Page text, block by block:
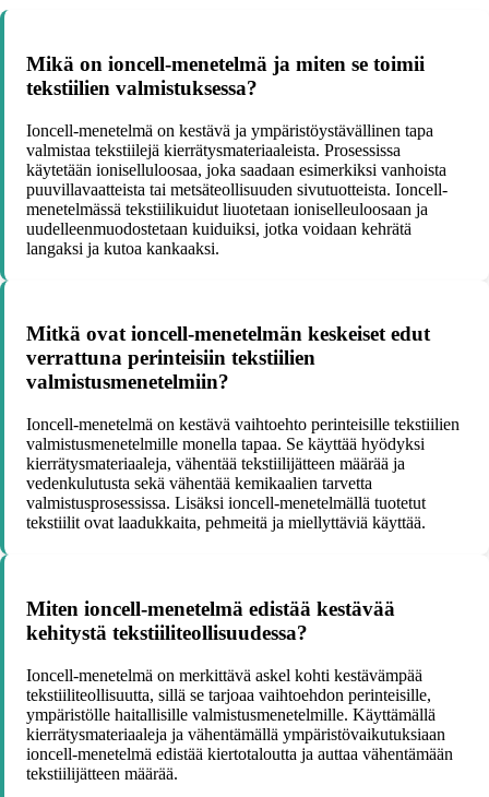
Mikä on ioncell-menetelmä ja miten se toimii
tekstiilien valmistuksessa?
Ioncell-menetelmä on kestävä ja ympäristöystävällinen tapa
valmistaa tekstiilejä kierrätysmateriaaleista. Prosessissa
käytetään ioniselluloosaa, joka saadaan esimerkiksi vanhoista
puuvillavaatteista tai metsäteollisuuden sivutuotteista. Ioncell-
menetelmässä tekstiilikuidut liuotetaan ioniselleuloosaan ja
uudelleenmuodostetaan kuiduiksi, jotka voidaan kehrätä
langaksi ja kutoa kankaaksi.
Mitkä ovat ioncell-menetelmän keskeiset edut
verrattuna perinteisiin tekstiilien
valmistusmenetelmiin?
Ioncell-menetelmä on kestävä vaihtoehto perinteisille tekstiilien
valmistusmenetelmille monella tapaa. Se käyttää hyödyksi
kierrätysmateriaaleja, vähentää tekstiilijätteen määrää ja
vedenkulutusta sekä vähentää kemikaalien tarvetta
valmistusprosessissa. Lisäksi ioncell-menetelmällä tuotetut
tekstiilit ovat laadukkaita, pehmeitä ja miellyttäviä käyttää.
Miten ioncell-menetelmä edistää kestävää
kehitystä tekstiiliteollisuudessa?
Ioncell-menetelmä on merkittävä askel kohti kestävämpää
tekstiiliteollisuutta, sillä se tarjoaa vaihtoehdon perinteisille,
ympäristölle haitallisille valmistusmenetelmille. Käyttämällä
kierrätysmateriaaleja ja vähentämällä ympäristövaikutuksiaan
ioncell-menetelmä edistää kiertotaloutta ja auttaa vähentämään
tekstiilijätteen määrää.